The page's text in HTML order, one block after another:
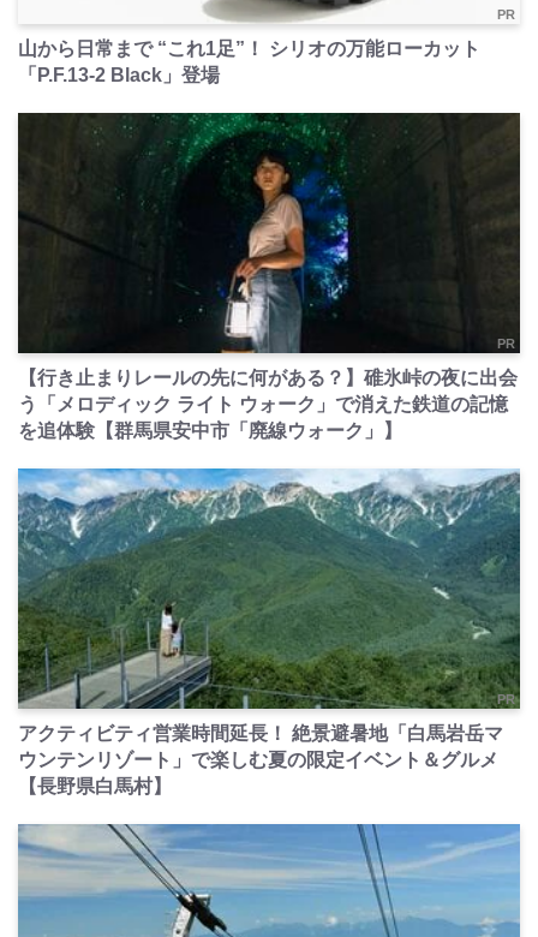
PR
山から日常まで “これ1足”！ シリオの万能ローカット
「P.F.13-2 Black」登場
PR
【行き止まりレールの先に何がある？】碓氷峠の夜に出会
う「メロディック ライト ウォーク」で消えた鉄道の記憶
を追体験【群馬県安中市「廃線ウォーク」】
PR
アクティビティ営業時間延長！ 絶景避暑地「白馬岩岳マ
ウンテンリゾート」で楽しむ夏の限定イベント＆グルメ
【長野県白馬村】